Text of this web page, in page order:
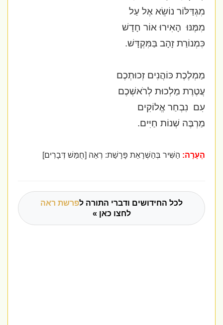
מִגְדַּלּוֹר נוֹשֵׂא אֶל עַל
מִמֶּנּוּ הָאִירוּ אוֹר חָדָשׁ
כִּמְנוֹרַת זָהָב בַּמִּקְדָּשׁ.
מַמְלֶכֶת כּוֹהֲנִים זְכוּתְכֶם
עֲטֶרֶת מַלְכוּת לְרֹאשְׁכֶם
עִם נִבְחַר אֱלוֹקִים
מַרְבֶּה שְׁנוֹת חַיִּים.
הֶעָרָה: הַשִּׁיר בְּהַשְׁרָאַת פָּרָשַׁת: רְאֵה [חֻמַּשׁ דְּבָרִים]
לכל החידושים ודברי התורה לפרשת ראה
לחצו כאן »